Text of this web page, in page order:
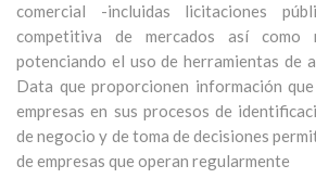
comercial -incluidas licitaciones
competitiva de mercados así como
potenciando el uso de herramientas de
Data que proporcionen información
empresas en sus procesos de
de negocio y de toma de decisiones
de empresas que operan regularmente